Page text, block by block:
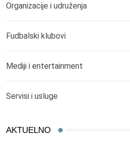
Organizacije i udruženja
Fudbalski klubovi
Mediji i entertainment
Servisi i usluge
AKTUELNO